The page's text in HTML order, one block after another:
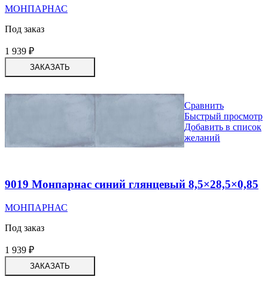
МОНПАРНАС
Под заказ
1 939 ₽
ЗАКАЗАТЬ
Сравнить
Быстрый просмотр
Добавить в список
желаний
9019 Монпарнас синий глянцевый 8,5×28,5×0,85
МОНПАРНАС
Под заказ
1 939 ₽
ЗАКАЗАТЬ